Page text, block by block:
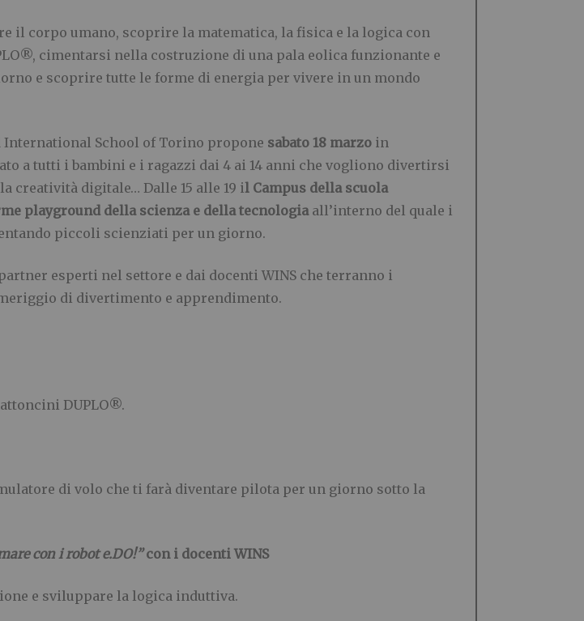
il corpo umano, scoprire la matematica, la fisica e la logica con
cimentarsi nella costruzione di una pala eolica funzionante e
e scoprire tutte le forme di energia per vivere in un mondo
International School of Torino propone sabato 18 marzo in
a tutti i bambini e i ragazzi dai 4 ai 14 anni che vogliono divertirsi
creatività digitale… Dalle 15 alle 19 il Campus della scuola
playground della scienza e della tecnologiaall’interno del quale i
piccoli scienziati per un giorno.
esperti nel settore e dai docenti WINS che terranno i
di divertimento e apprendimento.
DUPLO®.
di volo che ti farà diventare pilota per un giorno sotto la
con i robot e.DO!”con i docenti WINS
e sviluppare la logica induttiva.